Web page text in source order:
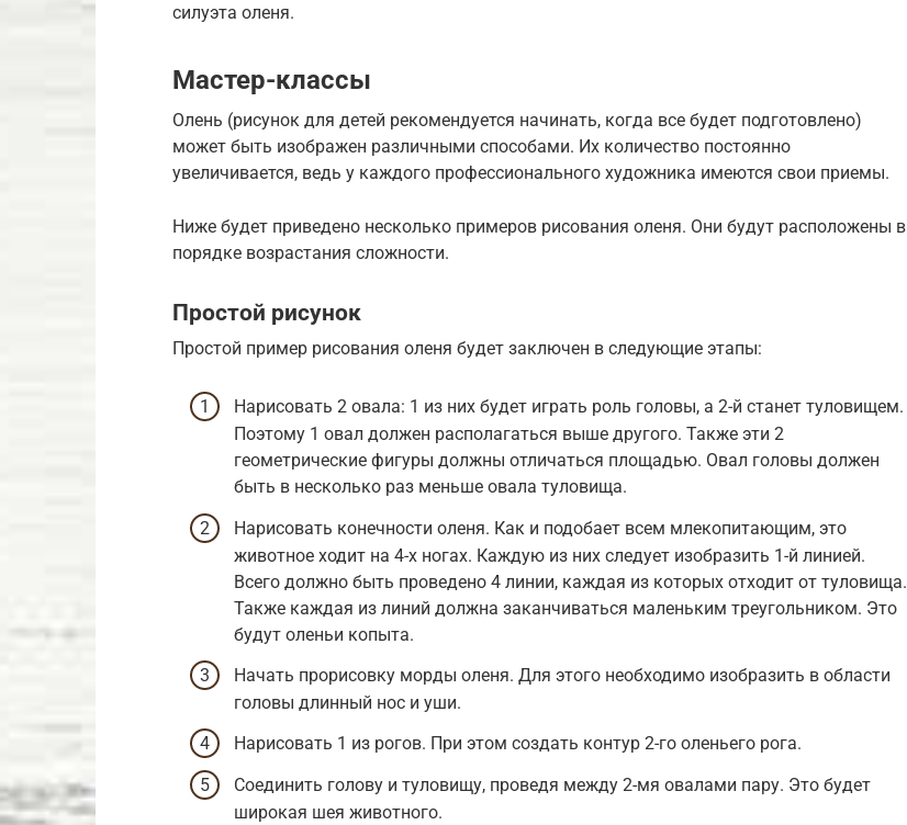
силуэта оленя.
Мастер-классы
Олень (рисунок для детей рекомендуется начинать, когда все будет подготовлено)
может быть изображен различными способами. Их количество постоянно
увеличивается, ведь у каждого профессионального художника имеются свои приемы.
Ниже будет приведено несколько примеров рисования оленя. Они будут расположены в
порядке возрастания сложности.
Простой рисунок
Простой пример рисования оленя будет заключен в следующие этапы:
Нарисовать 2 овала: 1 из них будет играть роль головы, а 2-й станет туловищем.
Поэтому 1 овал должен располагаться выше другого. Также эти 2
геометрические фигуры должны отличаться площадью. Овал головы должен
быть в несколько раз меньше овала туловища.
Нарисовать конечности оленя. Как и подобает всем млекопитающим, это
животное ходит на 4-х ногах. Каждую из них следует изобразить 1-й линией.
Всего должно быть проведено 4 линии, каждая из которых отходит от туловища.
Также каждая из линий должна заканчиваться маленьким треугольником. Это
будут оленьи копыта.
Начать прорисовку морды оленя. Для этого необходимо изобразить в области
головы длинный нос и уши.
Нарисовать 1 из рогов. При этом создать контур 2-го оленьего рога.
Соединить голову и туловищу, проведя между 2-мя овалами пару. Это будет
широкая шея животного.